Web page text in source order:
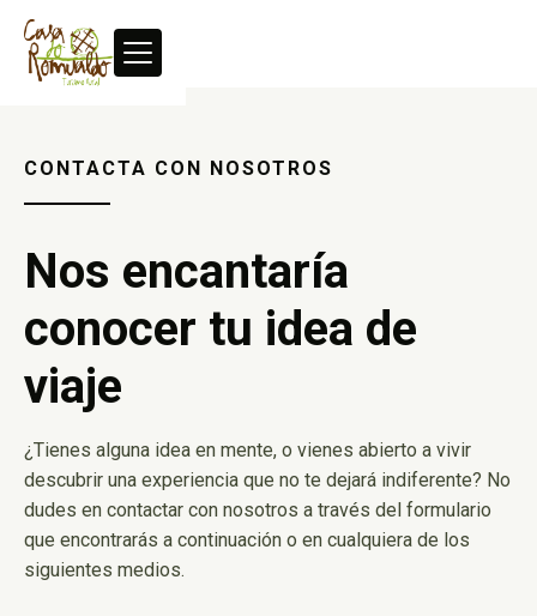
CONTACTA CON NOSOTROS
Nos encantaría
conocer tu idea de
viaje
¿Tienes alguna idea en mente, o vienes abierto a vivir
descubrir una experiencia que no te dejará indiferente? No
dudes en contactar con nosotros a través del formulario
que encontrarás a continuación o en cualquiera de los
siguientes medios.